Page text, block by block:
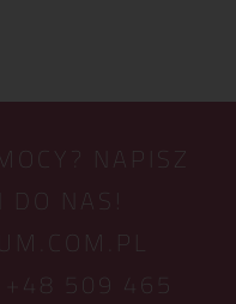
NAPISZ
NAS!
+48 509 465